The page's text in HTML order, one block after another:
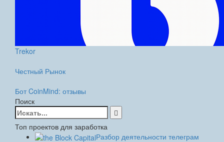
Trekor
Честный Рынок
Бот CoinMind: отзывы
Поиск
Найти:
Топ проектов для заработка
Разбор деятельности телеграм